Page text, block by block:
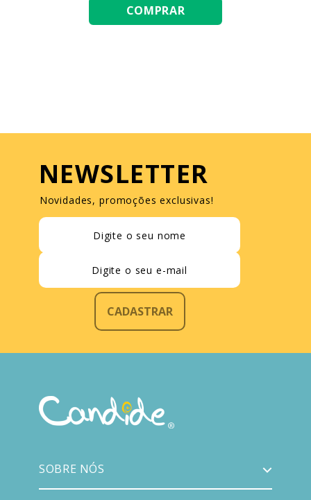
COMPRAR
NEWSLETTER
Novidades, promoções exclusivas!
CADASTRAR
SOBRE NÓS